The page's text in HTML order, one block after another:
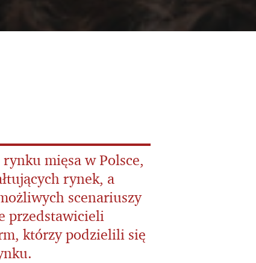
mięsa w Polsce,
rynek, a
scenariuszy
przedstawicieli
którzy podzielili się